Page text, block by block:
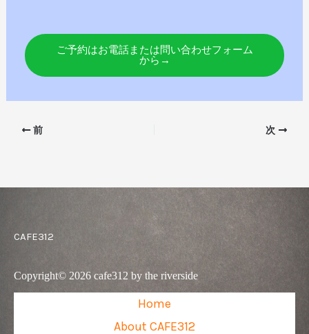
ご予約はお電話または問い合わせフォーム
から→
前 次
CAFE312
Copyright© 2026 cafe312 by the riverside
Home
About CAFE312